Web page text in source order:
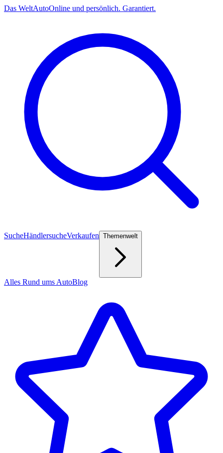
Das WeltAutoOnline und persönlich. Garantiert.
SucheHändlersucheVerkaufen Themenwelt
Alles Rund ums AutoBlog